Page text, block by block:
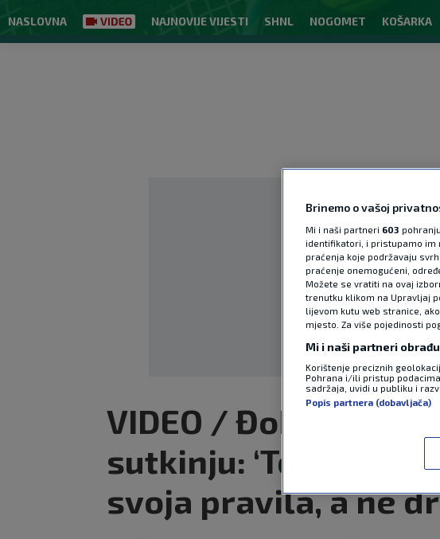
NASLOVNA NAJNOVIJE VIJESTI SHNL NOGOMET KOŠARKA
VIDEO / Đoković
sutkinju: ‘Toliko ste
svoja pravila, a ne
Brinemo o vašoj
Mi i naši partneri 603
identifikatori, i pristupamo im
praćenja koje podržavaju
praćenje onemogućeni,
Možete se vratiti na ovaj
trenutku klikom na Upravljaj
lijevom kutu web stranice,
mjesto. Za više pojedinosti
Mi i naši partneri
Korištenje preciznih
Pohrana i/ili pristup
sadržaja, uvidi u publiku i
Popis partnera (dobavljača)